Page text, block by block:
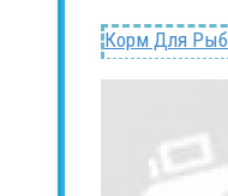
Корм Для Рыб